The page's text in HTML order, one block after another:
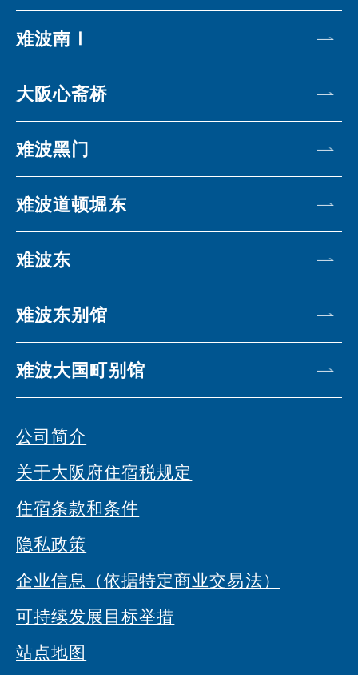
难波南Ⅰ
大阪心斋桥
难波黑门
难波道顿堀东
难波东
难波东别馆
难波大国町别馆
公司简介
关于大阪府住宿税规定
住宿条款和条件
隐私政策
企业信息（依据特定商业交易法）
可持续发展目标举措
站点地图